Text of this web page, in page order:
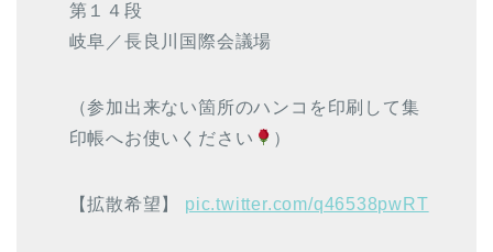
第１４段
岐阜／長良川国際会議場
（参加出来ない箇所のハンコを印刷して集
印帳へお使いください
）
【拡散希望】 pic.twitter.com/q46538pwRT